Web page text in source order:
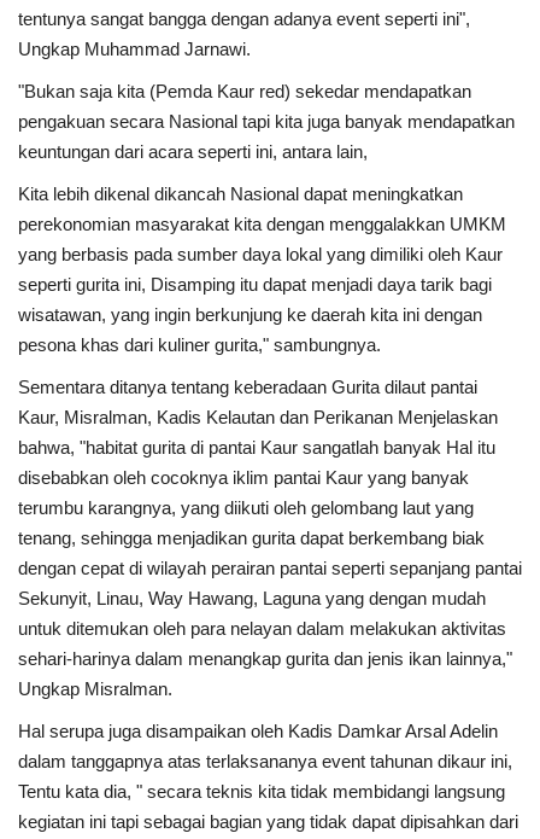
tentunya sangat bangga dengan adanya event seperti ini",
Ungkap Muhammad Jarnawi.
"Bukan saja kita (Pemda Kaur red) sekedar mendapatkan
pengakuan secara Nasional tapi kita juga banyak mendapatkan
keuntungan dari acara seperti ini, antara lain,
Kita lebih dikenal dikancah Nasional dapat meningkatkan
perekonomian masyarakat kita dengan menggalakkan UMKM
yang berbasis pada sumber daya lokal yang dimiliki oleh Kaur
seperti gurita ini, Disamping itu dapat menjadi daya tarik bagi
wisatawan, yang ingin berkunjung ke daerah kita ini dengan
pesona khas dari kuliner gurita," sambungnya.
Sementara ditanya tentang keberadaan Gurita dilaut pantai
Kaur, Misralman, Kadis Kelautan dan Perikanan Menjelaskan
bahwa, "habitat gurita di pantai Kaur sangatlah banyak Hal itu
disebabkan oleh cocoknya iklim pantai Kaur yang banyak
terumbu karangnya, yang diikuti oleh gelombang laut yang
tenang, sehingga menjadikan gurita dapat berkembang biak
dengan cepat di wilayah perairan pantai seperti sepanjang pantai
Sekunyit, Linau, Way Hawang, Laguna yang dengan mudah
untuk ditemukan oleh para nelayan dalam melakukan aktivitas
sehari-harinya dalam menangkap gurita dan jenis ikan lainnya,"
Ungkap Misralman.
Hal serupa juga disampaikan oleh Kadis Damkar Arsal Adelin
dalam tanggapnya atas terlaksananya event tahunan dikaur ini,
Tentu kata dia, " secara teknis kita tidak membidangi langsung
kegiatan ini tapi sebagai bagian yang tidak dapat dipisahkan dari